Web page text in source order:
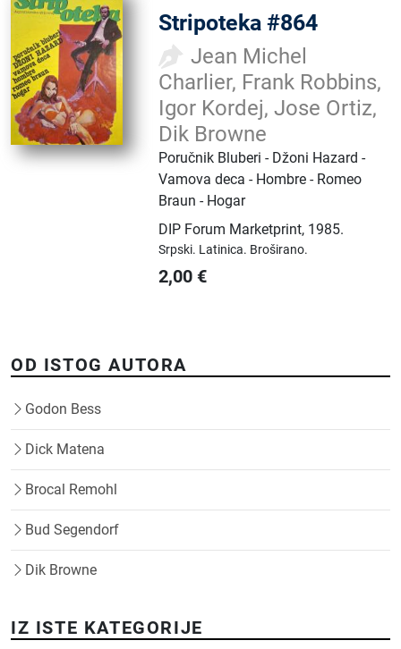
Stripoteka #864
Jean Michel
Charlier, Frank Robbins,
Igor Kordej, Jose Ortiz,
Dik Browne
Poručnik Bluberi - Džoni Hazard -
Vamova deca - Hombre - Romeo
Braun - Hogar
DIP Forum Marketprint, 1985.
Srpski. Latinica. Broširano.
2,00 €
OD ISTOG AUTORA
Godon Bess
Dick Matena
Brocal Remohl
Bud Segendorf
Dik Browne
IZ ISTE KATEGORIJE